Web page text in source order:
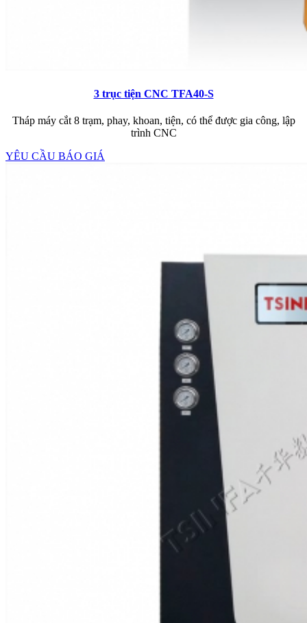
3 trục tiện CNC TFA40-S
Tháp máy cắt 8 trạm, phay, khoan, tiện, có thể được gia công, lập
trình CNC
YÊU CẦU BÁO GIÁ